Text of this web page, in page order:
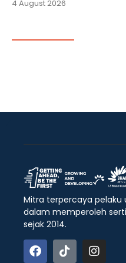
4 August 2026
Mitra terpercaya pelaku
dalam memperoleh
sejak 2014.